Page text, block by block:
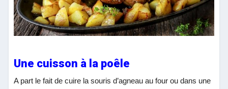
Une cuisson à la poêle
A part le fait de cuire la souris d’agneau au four ou dans une